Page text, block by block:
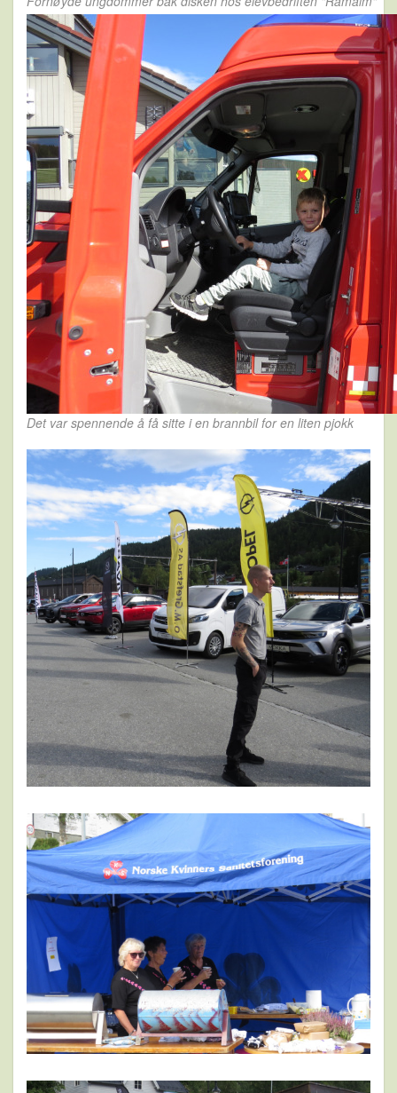
Det var spennende å få sitte i en brannbil for en liten pjokk